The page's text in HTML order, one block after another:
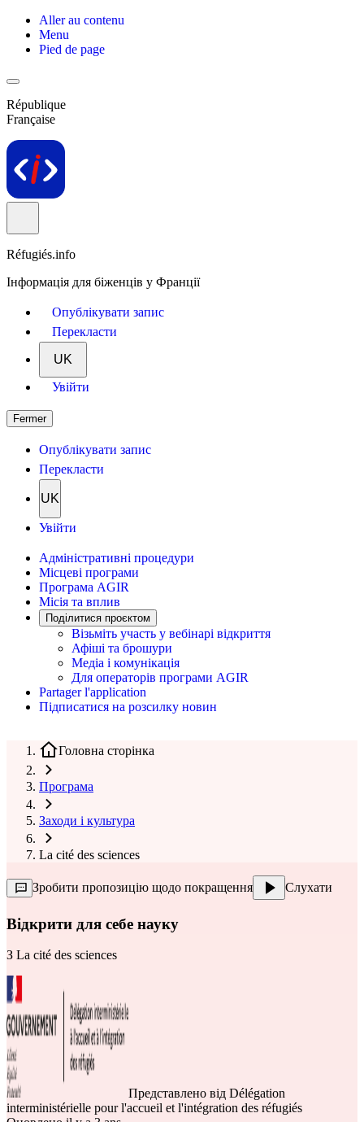
Aller au contenu
Menu
Pied de page
République
Française
Réfugiés.info
Інформація для біженців у Франції
Опублікувати запис
Перекласти
UK
Увійти
Fermer
Опублікувати запис
Перекласти
UK
Увійти
Адміністративні процедури
Місцеві програми
Програма AGIR
Місія та вплив
Поділитися проєктом
Візьміть участь у вебінарі відкриття
Афіші та брошури
Медіа і комунікація
Для операторів програми AGIR
Partager l'application
Підписатися на розсилку новин
Головна сторінка
Програма
Заходи і культура
La cité des sciences
Зробити пропозицію щодо покращення Слухати
Відкрити для себе науку
З La cité des sciences
Представлено від Délégation
interministérielle pour l'accueil et l'intégration des réfugiés